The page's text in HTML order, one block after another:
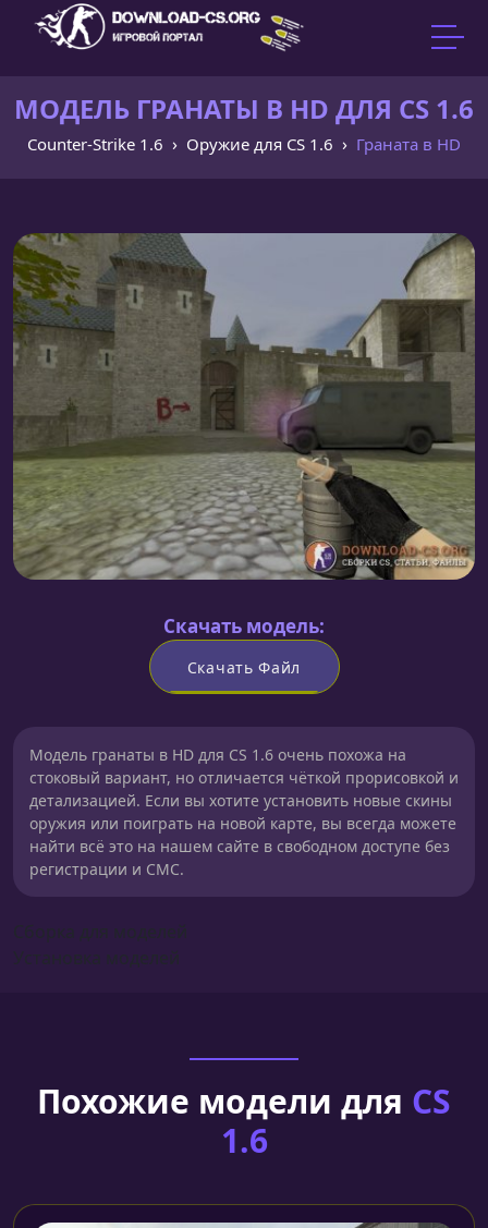
МОДЕЛЬ ГРАНАТЫ В HD ДЛЯ CS 1.6
Counter-Strike 1.6 Оружие для CS 1.6 Граната в HD
Скачать модель:
Скачать Файл
Модель гранаты в HD для CS 1.6 очень похожа на
стоковый вариант, но отличается чёткой прорисовкой и
детализацией. Если вы хотите установить новые скины
оружия или поиграть на новой карте, вы всегда можете
найти всё это на нашем сайте в свободном доступе без
регистрации и СМС.
Похожие модели для CS
1.6